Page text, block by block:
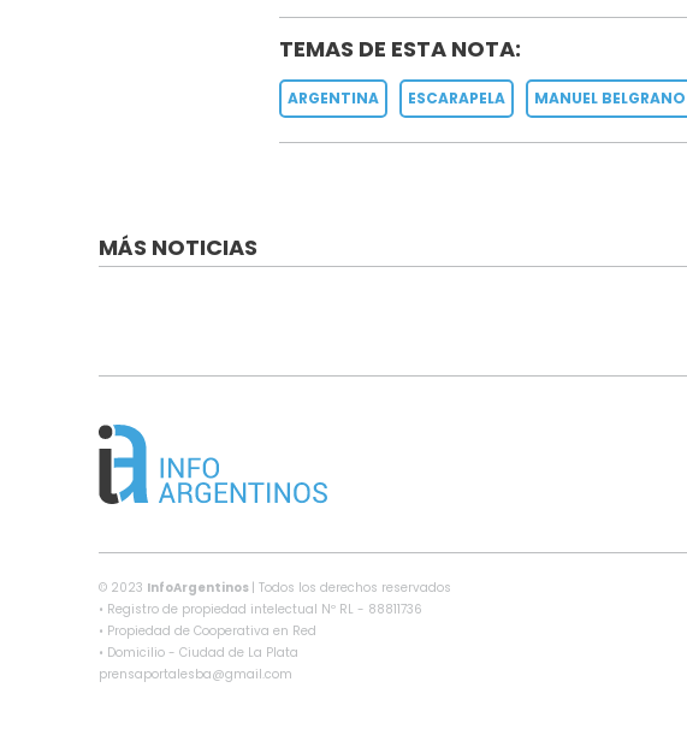
TEMAS DE ESTA NOTA:
ARGENTINA ESCARAPELA MANUEL BELGRANO
MÁS NOTICIAS
© 2023 InfoArgentinos | Todos los derechos reservados
• Registro de propiedad intelectual Nº RL - 88811736
• Propiedad de Cooperativa en Red
• Domicilio - Ciudad de La Plata
prensaportalesba@gmail.com